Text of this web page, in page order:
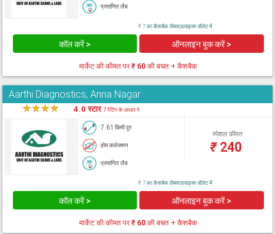
प्रमाणित लैब
₹ 7 का कैशबैक लैब्सएडवाइजर वॉलेट में
कॉल करें > ऑनलाइन बुक करें >
मार्केट की कीमत पर₹ 60 की बचत + कैशबैक
Aarthi Diagnostics, Anna Nagar
★★★★ 4.0 स्टार7 रेटिंग के आधार पे
7.61 किमी दूर
होम कलेक्शन
प्रमाणित लैब
स्पेशल कीमत
₹240
₹ 7 का कैशबैक लैब्सएडवाइजर वॉलेट में
कॉल करें > ऑनलाइन बुक करें >
मार्केट की कीमत पर₹ 60 की बचत + कैशबैक